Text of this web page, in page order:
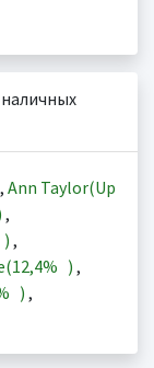
, Ann Taylor(Up
,
) ,
12,4% ) ,
) ,